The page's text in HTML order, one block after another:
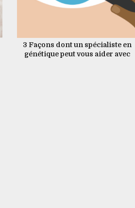
3 Façons dont un spécialiste en
génétique peut vous aider avec